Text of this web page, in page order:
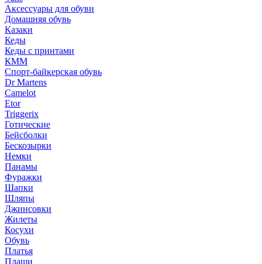
Аксессуары для обуви
Домашняя обувь
Казаки
Кеды
Кеды с принтами
КММ
Спорт-байкерская обувь
Dr Martens
Camelot
Etor
Triggerix
Готические
Бейсболки
Бескозырки
Немки
Панамы
Фуражки
Шапки
Шляпы
Джинсовки
Жилеты
Косухи
Обувь
Платья
Плащи